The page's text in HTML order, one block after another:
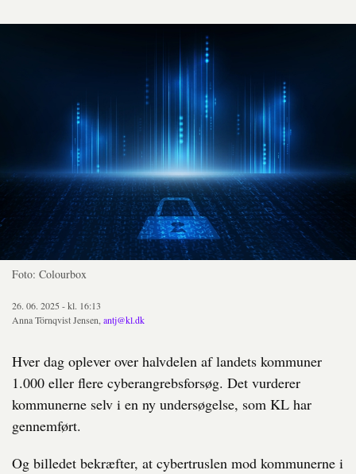
Foto: Colourbox
26. 06. 2025 - kl. 16:13
Anna Törnqvist Jensen, antj@kl.dk
Hver dag oplever over halvdelen af landets kommuner
1.000 eller flere cyberangrebsforsøg. Det vurderer
kommunerne selv i en ny undersøgelse, som KL har
gennemført.
Og billedet bekræfter, at cybertruslen mod kommunerne i